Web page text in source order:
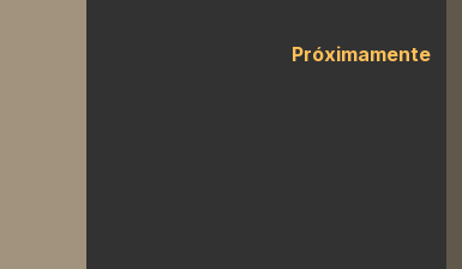
Próximamente